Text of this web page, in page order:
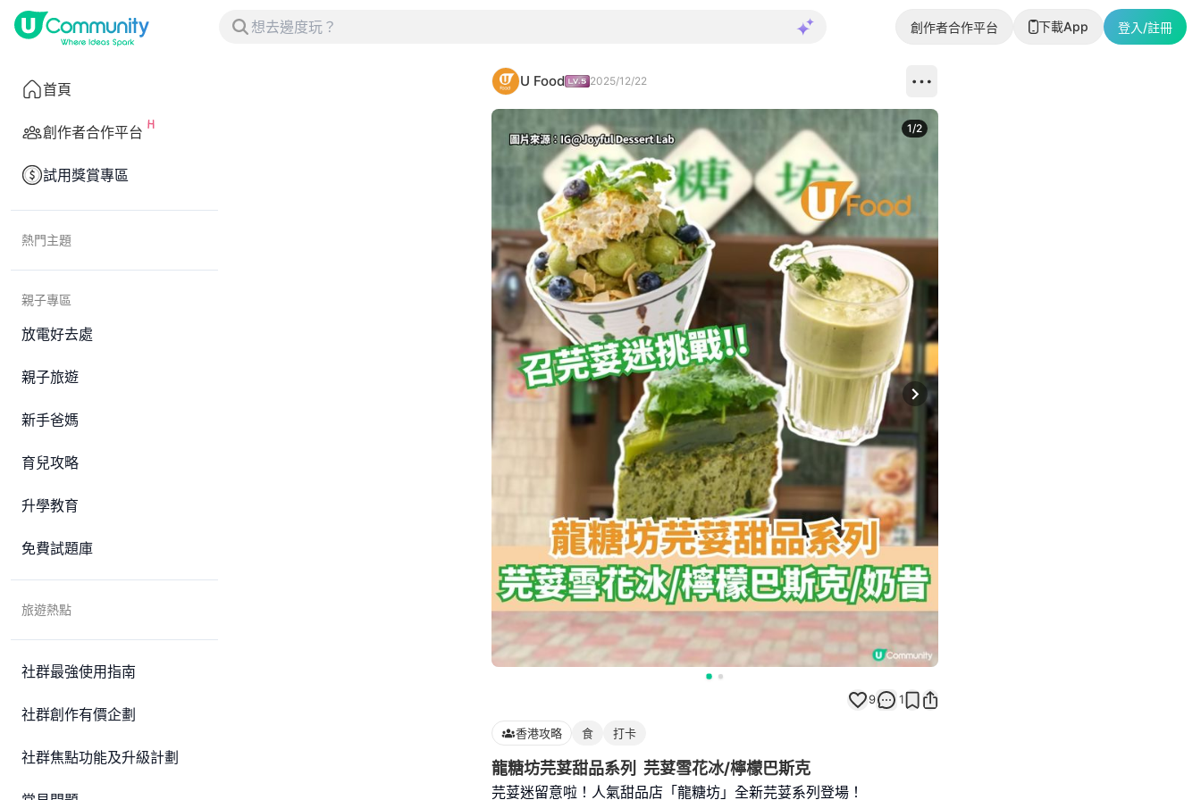
創作者合作平台 下載App 登入/註冊
首頁
創作者合作平台
試用獎賞專區
熱門主題
親子專區
放電好去處
親子旅遊
新手爸媽
育兒攻略
升學教育
免費試題庫
旅遊熱點
社群最強使用指南
社群創作有價企劃
社群焦點功能及升級計劃
U Food 2025/12/22
Next slide
1/2
9 1
香港攻略 食 打卡
龍糖坊芫荽甜品系列 芫荽雪花冰/檸檬巴斯克
芫荽迷留意啦！人氣甜品店「龍糖坊」全新芫荽系列登場！